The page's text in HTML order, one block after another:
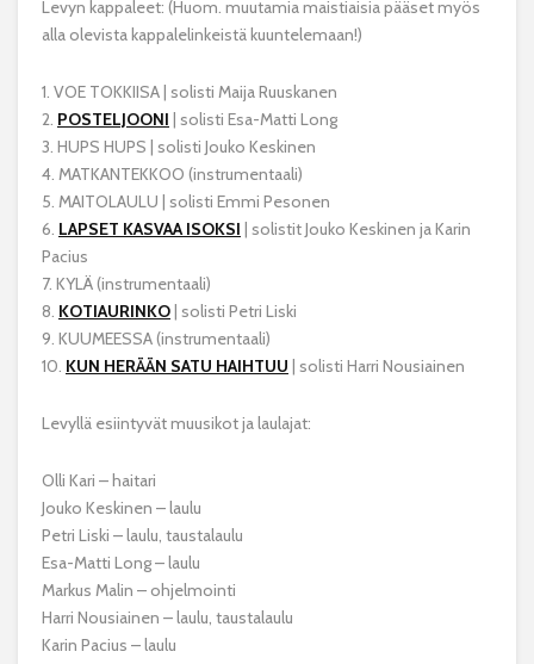
Levyn kappaleet: (Huom. muutamia maistiaisia pääset myös
alla olevista kappalelinkeistä kuuntelemaan!)
1. VOE TOKKIISA | solisti Maija Ruuskanen
2. POSTELJOONI | solisti Esa-Matti Long
3. HUPS HUPS | solisti Jouko Keskinen
4. MATKANTEKKOO (instrumentaali)
5. MAITOLAULU | solisti Emmi Pesonen
6. LAPSET KASVAA ISOKSI | solistit Jouko Keskinen ja Karin
Pacius
7. KYLÄ (instrumentaali)
8. KOTIAURINKO| solisti Petri Liski
9. KUUMEESSA (instrumentaali)
10. KUN HERÄÄN SATU HAIHTUU | solisti Harri Nousiainen
Levyllä esiintyvät muusikot ja laulajat:
Olli Kari – haitari
Jouko Keskinen – laulu
Petri Liski – laulu, taustalaulu
Esa-Matti Long – laulu
Markus Malin – ohjelmointi
Harri Nousiainen – laulu, taustalaulu
Karin Pacius – laulu